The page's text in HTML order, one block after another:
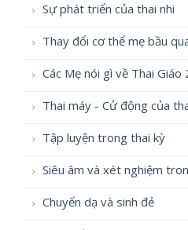
Sự phát triển của thai nhi
Thay đổi cơ thể mẹ bầu
Các Mẹ nói gì về Thai
Thai máy - Cử động của
Tập luyện trong thai kỳ
Siêu âm và xét nghiệm
Chuyển dạ và sinh đẻ